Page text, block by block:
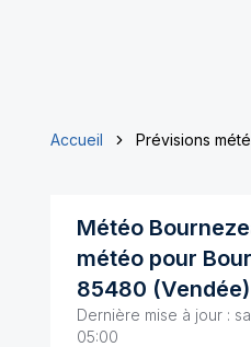
Accueil Prévisions
Météo
météo pour
85480 (Vendée)
Dernière mise à jour :
05:00